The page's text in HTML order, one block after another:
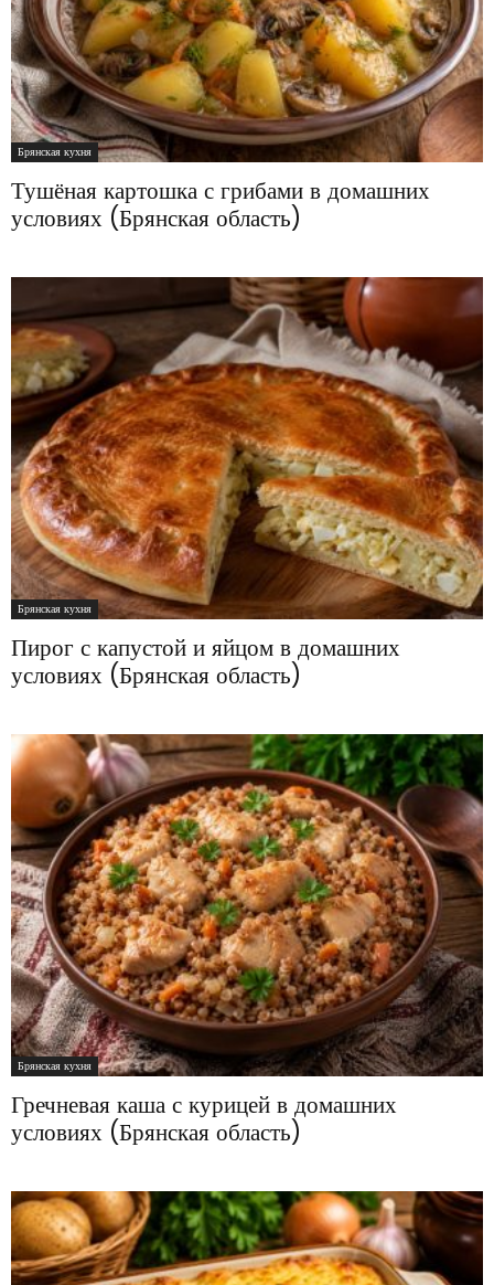
Брянская кухня
Тушёная картошка с грибами в домашних
условиях (Брянская область)
Брянская кухня
Пирог с капустой и яйцом в домашних
условиях (Брянская область)
Брянская кухня
Гречневая каша с курицей в домашних
условиях (Брянская область)